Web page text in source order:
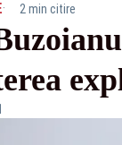
· 2 min citire